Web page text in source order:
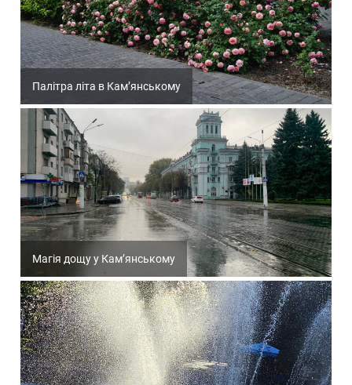
Палітра літа в Кам’янському
Магія дощу у Кам’янському